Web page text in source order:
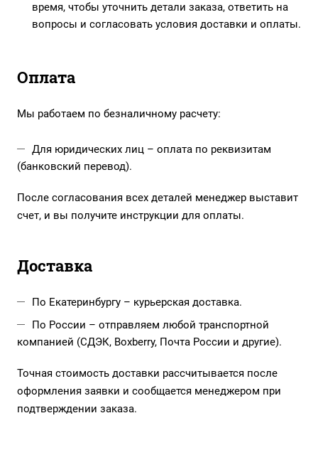
время, чтобы уточнить детали заказа, ответить на
вопросы и согласовать условия доставки и оплаты.
Оплата
Мы работаем по безналичному расчету:
Для юридических лиц – оплата по реквизитам
(банковский перевод).
После согласования всех деталей менеджер выставит
счет, и вы получите инструкции для оплаты.
Доставка
По Екатеринбургу – курьерская доставка.
По России – отправляем любой транспортной
компанией (СДЭК, Boxberry, Почта России и другие).
Точная стоимость доставки рассчитывается после
оформления заявки и сообщается менеджером при
подтверждении заказа.